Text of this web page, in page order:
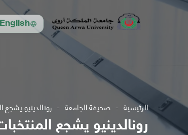
English
الرئيسية صحيفة الجامعة رونالدينيو يشجع
رونالدينيو يشجع